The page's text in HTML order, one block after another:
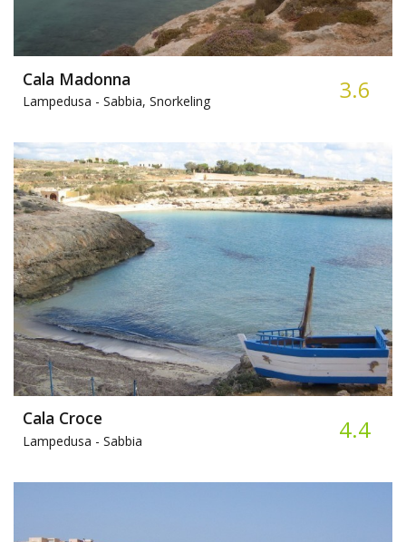
Cala Madonna
Lampedusa - Sabbia, Snorkeling 3.6
Cala Croce
Lampedusa - Sabbia 4.4